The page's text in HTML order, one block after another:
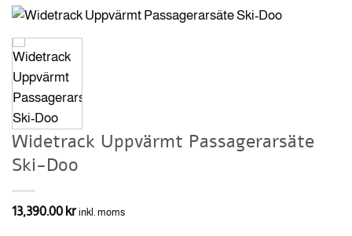
Widetrack Uppvärmt Passagerarsäte
Ski-Doo
13,390.00 kr inkl. moms